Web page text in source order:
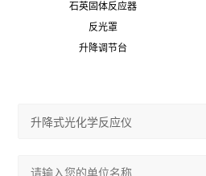
石英固体反应器
反光罩
升降调节台